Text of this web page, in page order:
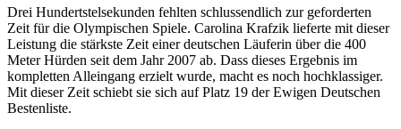
Drei Hundertstelsekunden fehlten schlussendlich zur geforderten
Zeit für die Olympischen Spiele. Carolina Krafzik lieferte mit dieser
Leistung die stärkste Zeit einer deutschen Läuferin über die 400
Meter Hürden seit dem Jahr 2007 ab. Dass dieses Ergebnis im
kompletten Alleingang erzielt wurde, macht es noch hochklassiger.
Mit dieser Zeit schiebt sie sich auf Platz 19 der Ewigen Deutschen
Bestenliste.